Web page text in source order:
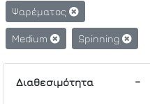
Ψαρέματος
Medium Spinning
Διαθεσιμότητα